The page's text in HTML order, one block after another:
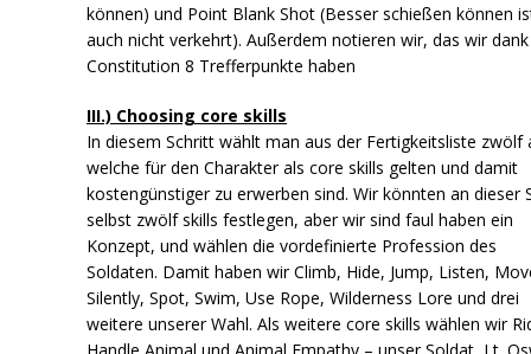
können) und Point Blank Shot (Besser schießen können
auch nicht verkehrt). Außerdem notieren wir, das wir dank
Constitution 8 Trefferpunkte haben
III.) Choosing core skills
In diesem Schritt wählt man aus der Fertigkeitsliste zwölf
welche für den Charakter als core skills gelten und damit
kostengünstiger zu erwerben sind. Wir könnten an dieser
selbst zwölf skills festlegen, aber wir sind faul haben ein
Konzept, und wählen die vordefinierte Profession des
Soldaten. Damit haben wir Climb, Hide, Jump, Listen,
Silently, Spot, Swim, Use Rope, Wilderness Lore und drei
weitere unserer Wahl. Als weitere core skills wählen wir